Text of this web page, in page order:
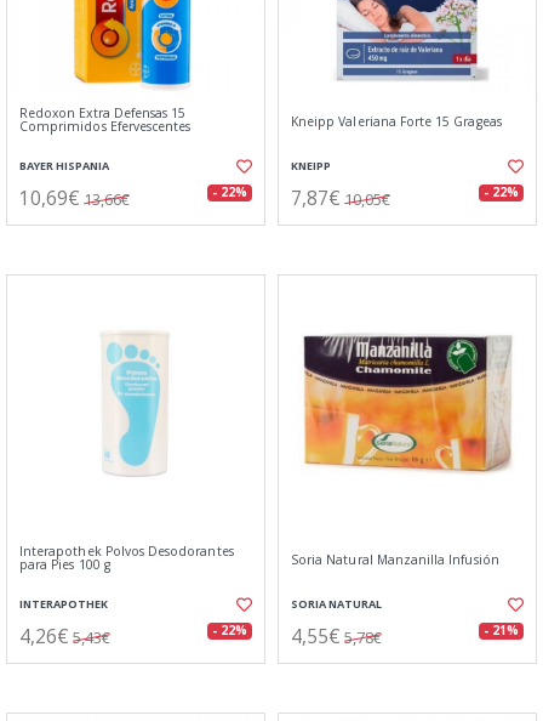
Redoxon Extra Defensas 15
Comprimidos Efervescentes
BAYER HISPANIA
10,69€ 13,66€ - 22%
Kneipp Valeriana Forte 15 Grageas
KNEIPP
7,87€ 10,05€ - 22%
Interapothek Polvos Desodorantes
para Pies 100 g
INTERAPOTHEK
4,26€ 5,43€ - 22%
Soria Natural Manzanilla Infusión
SORIA NATURAL
4,55€ 5,78€ - 21%